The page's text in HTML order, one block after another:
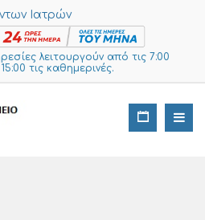
Ιατρών
λειτουργούν από τις 7:00
τις καθημερινές.